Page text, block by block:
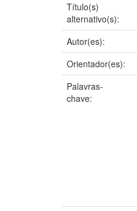
Título(s)
alternativo(s):
Autor(es):
Orientador(es):
Palavras-
chave: